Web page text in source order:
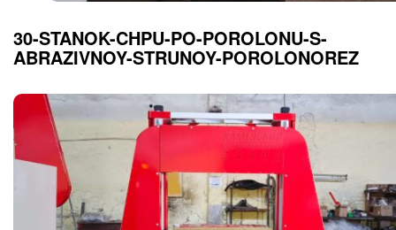
30-STANOK-CHPU-PO-POROLONU-S-
ABRAZIVNOY-STRUNOY-POROLONOREZ